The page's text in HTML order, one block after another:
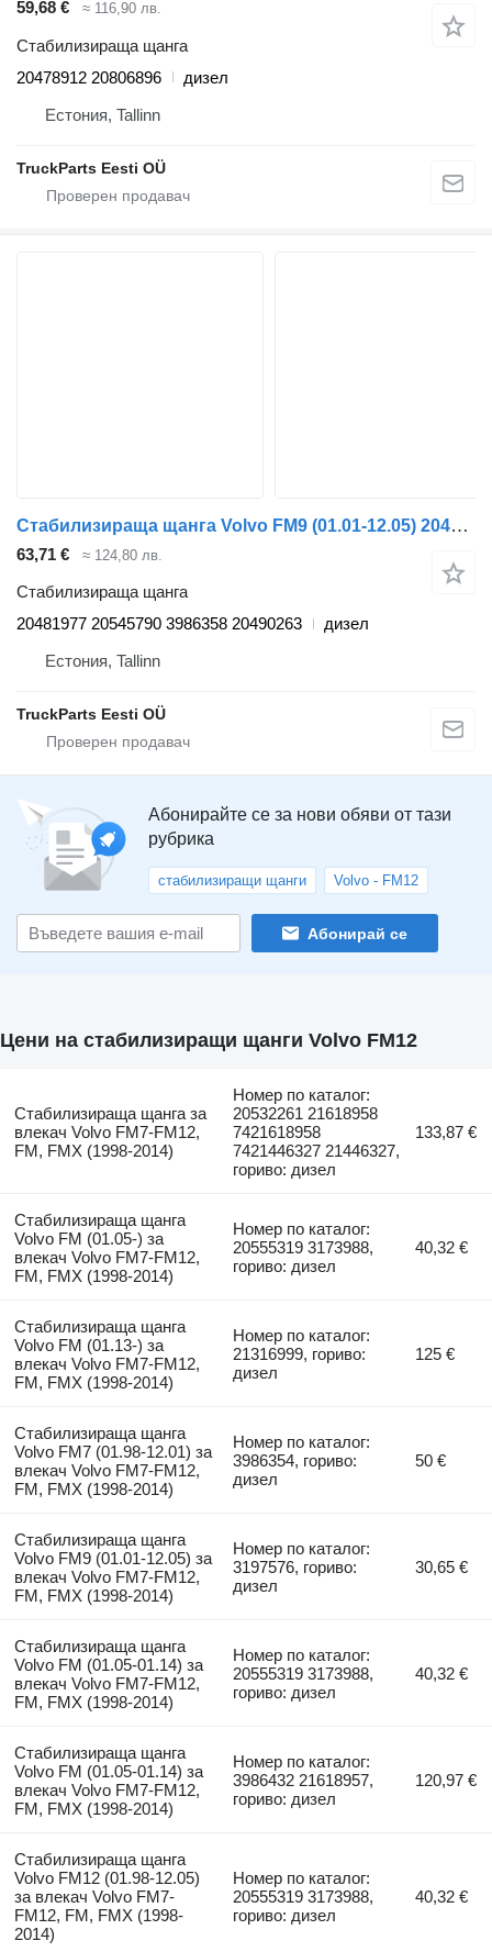
59,68 € ≈ 116,90 лв.
Стабилизираща щанга
20478912 20806896
дизел
Естония, Tallinn
TruckParts Eesti OÜ
Стабилизираща щанга Volvo FM9 (01.01-12.05) 20481977 за влекач Volvo FM7-FM12, FM, FMX (1998-2014)
63,71 € ≈ 124,80 лв.
Стабилизираща щанга
20481977 20545790 3986358 20490263
дизел
Естония, Tallinn
TruckParts Eesti OÜ
Абонирайте се за нови обяви от тази
рубрика
стабилизиращи щанги Volvo - FM12
Абонирай се
Цени на стабилизиращи щанги Volvo FM12
Стабилизираща щанга за
влекач Volvo FM7-FM12,
FM, FMX (1998-2014)
Номер по каталог:
20532261 21618958
7421618958
7421446327 21446327,
гориво: дизел
133,87 €
Стабилизираща щанга
Volvo FM (01.05-) за
влекач Volvo FM7-FM12,
FM, FMX (1998-2014)
Номер по каталог:
20555319 3173988,
гориво: дизел
40,32 €
Стабилизираща щанга
Volvo FM (01.13-) за
влекач Volvo FM7-FM12,
FM, FMX (1998-2014)
Номер по каталог:
21316999, гориво:
дизел
125 €
Стабилизираща щанга
Volvo FM7 (01.98-12.01) за
влекач Volvo FM7-FM12,
FM, FMX (1998-2014)
Номер по каталог:
3986354, гориво:
дизел
50 €
Стабилизираща щанга
Volvo FM9 (01.01-12.05) за
влекач Volvo FM7-FM12,
FM, FMX (1998-2014)
Номер по каталог:
3197576, гориво:
дизел
30,65 €
Стабилизираща щанга
Volvo FM (01.05-01.14) за
влекач Volvo FM7-FM12,
FM, FMX (1998-2014)
Номер по каталог:
20555319 3173988,
гориво: дизел
40,32 €
Стабилизираща щанга
Volvo FM (01.05-01.14) за
влекач Volvo FM7-FM12,
FM, FMX (1998-2014)
Номер по каталог:
3986432 21618957,
гориво: дизел
120,97 €
Стабилизираща щанга
Volvo FM12 (01.98-12.05)
за влекач Volvo FM7-
FM12, FM, FMX (1998-
2014)
Номер по каталог:
20555319 3173988,
гориво: дизел
40,32 €